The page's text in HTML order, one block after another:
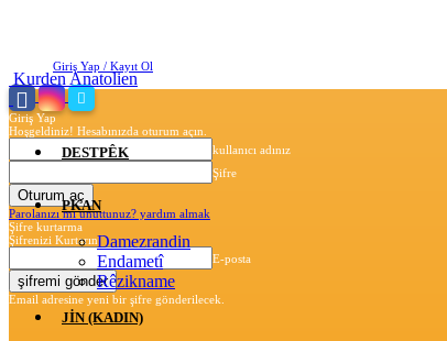
Giriş Yap / Kayıt Ol
Giriş Yap
Hoşgeldiniz! Hesabınızda oturum açın.
kullanıcı adınız
Şifre
Parolanızı mı unuttunuz? yardım almak
Şifre kurtarma
Şifrenizi Kurtarın
E-posta
Email adresine yeni bir şifre gönderilecek.
Kurden Anatolien
DESTPÊK
PKAN
Damezrandin
Endametî
Rêzikname
JİN (KADIN)